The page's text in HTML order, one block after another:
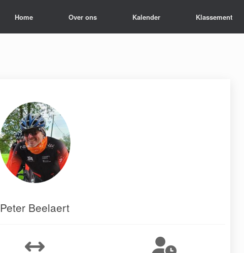
Home Over ons Kalender Klassement
Peter Beelaert